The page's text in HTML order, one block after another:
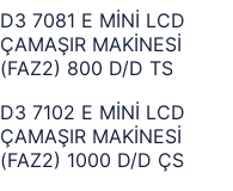
D3 7081 E MİNİ LCD
ÇAMAŞIR MAKİNESİ
(FAZ2) 800 D/D TS
D3 7102 E MİNİ LCD
ÇAMAŞIR MAKİNESİ
(FAZ2) 1000 D/D ÇS